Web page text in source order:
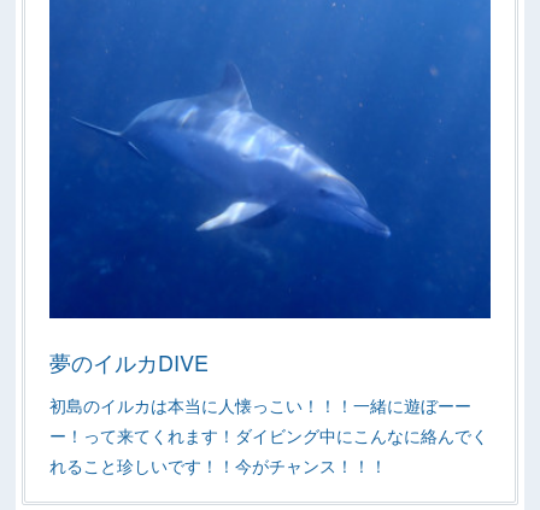
夢のイルカDIVE
初島のイルカは本当に人懐っこい！！！一緒に遊ぼーー
ー！って来てくれます！ダイビング中にこんなに絡んでく
れること珍しいです！！今がチャンス！！！